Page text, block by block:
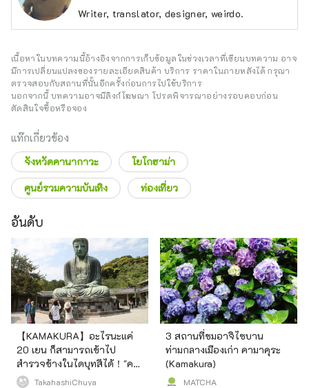
Writer, translator, designer, weirdo.
เนื้อหาในบทความนี้อ้างอิงจากการเก็บข้อมูลในช่วงเวลาที่เขียนบทความ อาจ
มีการเปลี่ยนแปลงของรายละเอียดสินค้า บริการ ราคาในภายหลังได้ กรุณา
ตรวจสอบกับสถานที่นั้นอีกครั้งก่อนการไปใช้บริการ
นอกจากนี้ บทความอาจมีลิงก์โฆษณา โปรดพิจารณาอย่างรอบคอบก่อน
ตัดสินใจซื้อหรือจอง
แท๊กเกี่ยวข้อง
จังหวัดคานากาวะ
โยโกฮาม่า
ศูนย์รวมความบันเทิง
ท่องเที่ยว
อันดับ
【KAMAKURA】อะไรนะแค่
20 เยน ก็สามารถเข้าไป
สำรวจข้างในไดบุทสึได้！"คา
มาคุระไดบุทสึ" คืออะไร？
TakahashiChuya
3 สถานที่ชมอาจิไซบาน
ท่ามกลางเมืองเก่า คามาคุระ
(Kamakura)
MATCHA